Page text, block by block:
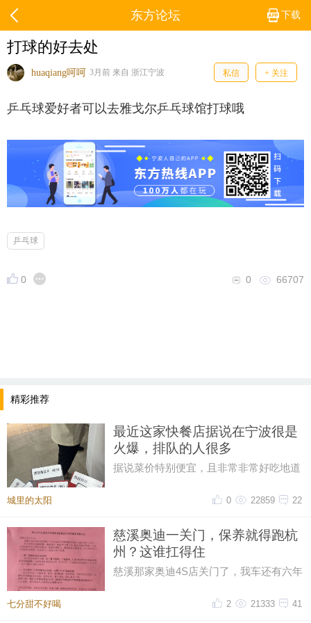
下载
东方论坛
打球的好去处
huaqiang呵呵 3月前 来自 浙江宁波 私信 + 关注
乒乓球爱好者可以去雅戈尔乒乓球馆打球哦
乒乓球
0 66707
0
精彩推荐
最近这家快餐店据说在宁波很是
火爆，排队的人很多
据说菜价特别便宜，且非常非常好吃地道
城里的太阳 22
22859
0
慈溪奥迪一关门，保养就得跑杭
州？这谁扛得住
慈溪那家奥迪4S店关门了，我车还有六年
说保养正常做，但得去杭州。我
七分甜不好喝 41
21333
2